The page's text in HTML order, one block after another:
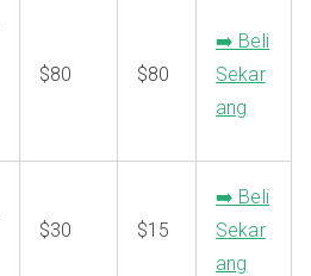
$80 $80
➡️ Beli
Sekar
ang
$30 $15
➡️ Beli
Sekar
ang